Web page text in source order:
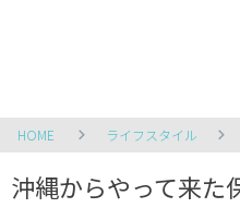
HOME ライフスタイル
沖縄からやって来た